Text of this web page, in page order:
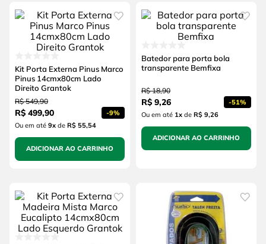
Kit Porta Externa Pinus Marco
Pinus 14cmx80cm Lado
Direito Grantok
R$ 549,90
R$ 499,90 -9%
Ou em até 9xde R$ 55,54
ADICIONAR AO CARRINHO
Batedor para porta bola
transparente Bemfixa
R$ 18,90
R$ 9,26 -51%
Ou em até 1xde R$ 9,26
ADICIONAR AO CARRINHO